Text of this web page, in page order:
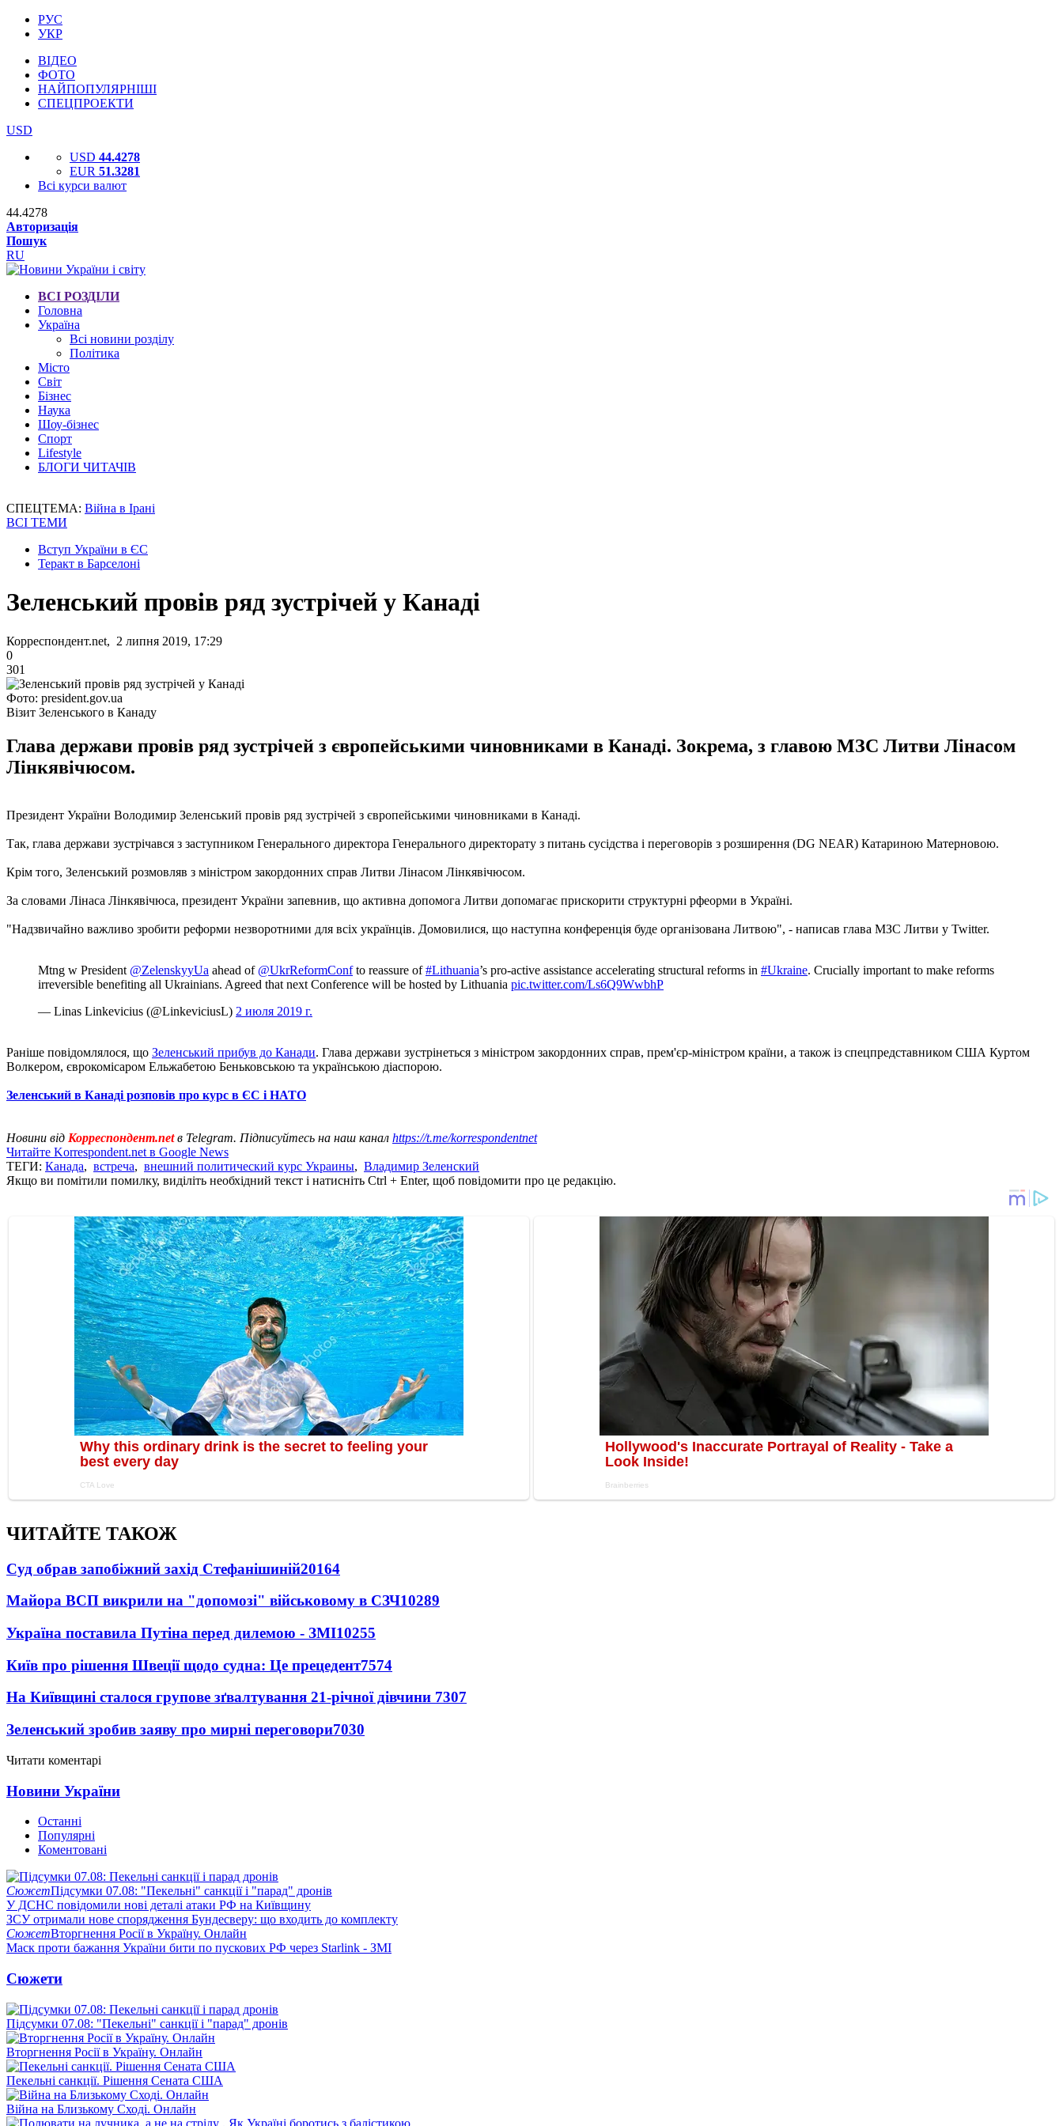
РУС
УКР
ВІДЕО
ФОТО
НАЙПОПУЛЯРНІШІ
СПЕЦПРОЕКТИ
USD
USD 44.4278
EUR 51.3281
Всі курси валют
44.4278
Авторизація
Пошук
RU
ВСІ РОЗДІЛИ
Головна
Україна
Всі новини розділу
Політика
Місто
Світ
Бізнес
Наука
Шоу-бізнес
Спорт
Lifestyle
БЛОГИ ЧИТАЧІВ
СПЕЦТЕМА: Війна в Ірані
ВСІ ТЕМИ
Вступ України в ЄС
Теракт в Барселоні
Зеленський провів ряд зустрічей у Канаді
Корреспондент.net, 2 липня 2019, 17:29
0
301
Фото: president.gov.ua
Візит Зеленського в Канаду
Глава держави провів ряд зустрічей з європейськими чиновниками в Канаді. Зокрема, з главою МЗС Литви Лінасом
Лінкявічюсом.
Президент України Володимир Зеленський провів ряд зустрічей з європейськими чиновниками в Канаді.
Так, глава держави зустрічався з заступником Генерального директора Генерального директорату з питань сусідства і переговорів з розширення (DG NEAR) Катариною Матерновою.
Крім того, Зеленський розмовляв з міністром закордонних справ Литви Лінасом Лінкявічюсом.
За словами Лінаса Лінкявічюса, президент України запевнив, що активна допомога Литви допомагає прискорити структурні рфеорми в Україні.
"Надзвичайно важливо зробити реформи незворотними для всіх українців. Домовилися, що наступна конференція буде організована Литвою", - написав глава МЗС Литви у Twitter.
Mtng w President @ZelenskyyUa ahead of @UkrReformConfto reassure of#Lithuania’s pro-active assistance accelerating structural reforms in #Ukraine. Crucially important to make reforms
irreversible benefiting all Ukrainians. Agreed that next Conference will be hosted by Lithuania pic.twitter.com/Ls6Q9WwbhP
— Linas Linkevicius (@LinkeviciusL) 2 июля 2019 г.
Раніше повідомлялося, що Зеленський прибув до Канади. Глава держави зустрінеться з міністром закордонних справ, прем'єр-міністром країни, а також із спецпредставником США Куртом
Волкером, єврокомісаром Ельжабетою Беньковською та українською діаспорою.
Зеленський в Канаді розповів про курс в ЄС і НАТО
Новини від Корреспондент.netв Telegram. Підписуйтесь на наш канал https://t.me/korrespondentnet
Читайте Korrespondent.net в Google News
ТЕГИ: Канада, встреча, внешний политический курс Украины, Владимир Зеленский
Якщо ви помітили помилку, виділіть необхідний текст і натисніть Ctrl + Enter, щоб повідомити про це редакцію.
ЧИТАЙТЕ ТАКОЖ
Суд обрав запобіжний захід Стефанішиній20164
Майора ВСП викрили на "допомозі" військовому в СЗЧ10289
Україна поставила Путіна перед дилемою - ЗМІ10255
Київ про рішення Швеції щодо судна: Це прецедент7574
На Київщині сталося групове зґвалтування 21-річної дівчини 7307
Зеленський зробив заяву про мирні переговори7030
Читати коментарі
Новини України
Останні
Популярні
Коментовані
СюжетПідсумки 07.08: "Пекельні" санкції і "парад" дронів
У ДСНС повідомили нові деталі атаки РФ на Київщину
ЗСУ отримали нове спорядження Бундесверу: що входить до комплекту
СюжетВторгнення Росії в Україну. Онлайн
Маск проти бажання України бити по пускових РФ через Starlink - ЗМІ
Сюжети
Підсумки 07.08: "Пекельні" санкції і "парад" дронів
Вторгнення Росії в Україну. Онлайн
Пекельні санкції. Рішення Сената США
Війна на Близькому Сході. Онлайн